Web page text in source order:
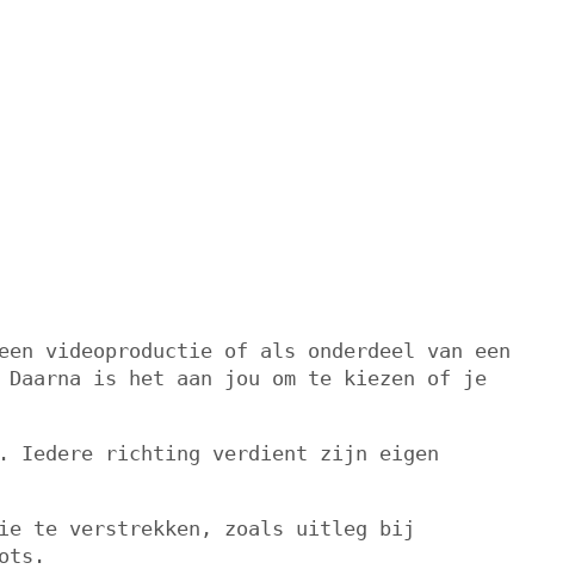
videoproductie of als onderdeel van een
is het aan jou om te kiezen of je
Iedere richting verdient zijn eigen
te verstrekken, zoals uitleg bij